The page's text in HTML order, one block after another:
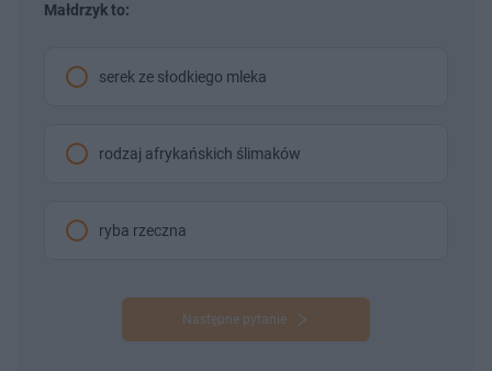
Małdrzyk to:
serek ze słodkiego mleka
rodzaj afrykańskich ślimaków
ryba rzeczna
Następne pytanie